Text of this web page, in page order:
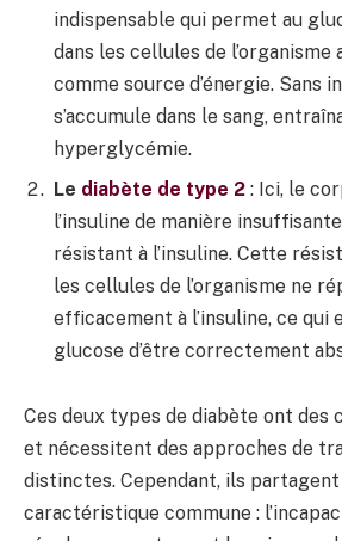
indispensable qui permet au
dans les cellules de l’organisme
comme source d’énergie. Sans
s’accumule dans le sang,
hyperglycémie.
Le diabète de type 2 : Ici, le
l’insuline de manière
résistant à l’insuline. Cette
les cellules de l’organisme ne
efficacement à l’insuline, ce qui
glucose d’être correctement
Ces deux types de diabète ont des
et nécessitent des approches de
distinctes. Cependant, ils partagent
caractéristique commune :